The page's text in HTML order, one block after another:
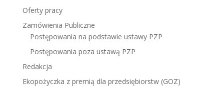
Oferty pracy
Zamówienia Publiczne
Postępowania na podstawie ustawy PZP
Postępowania poza ustawą PZP
Redakcja
Ekopożyczka z premią dla przedsiębiorstw (GOZ)